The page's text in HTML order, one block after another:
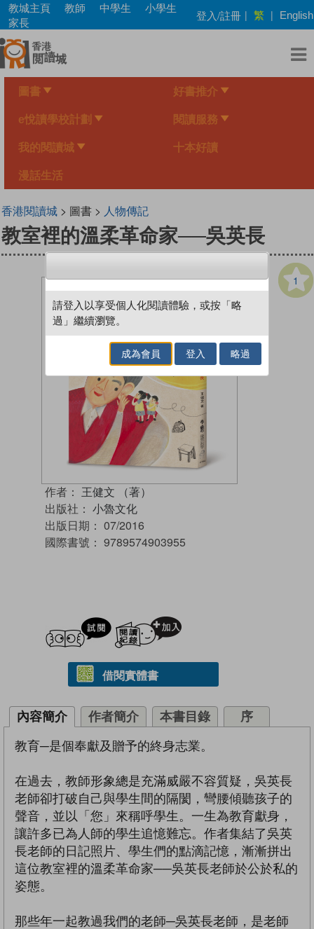
Skip
main
content
教城主頁 教師 中學生
小學生
家長
登入/註冊 | 繁 | English
圖書 好書推介
e悅讀學校計劃 閱讀服務
我的閱讀城 十本好讀
漫話生活
香港閱讀城> 圖書 > 人物傳記
教室裡的溫柔革命家──吳英長
1
作者： 王健文 （著）
出版社： 小魯文化
出版日期： 07/2016
國際書號： 9789574903955
試閲
借閱實體書
內容簡介 作者簡介 本書目錄 序
教育─是個奉獻及贈予的終身志業。
在過去，教師形象總是充滿威嚴不容質疑，吳英長
老師卻打破自己與學生間的隔閡，彎腰傾聽孩子的
聲音，並以「您」來稱呼學生。一生為教育獻身，
讓許多已為人師的學生追憶難忘。作者集結了吳英
長老師的日記照片、學生們的點滴記憶，漸漸拼出
這位教室裡的溫柔革命家──吳英長老師於公於私的
姿態。
那些年一起教過我們的老師─吳英長老師，是老師
請登入以享受個人化閱讀體驗，或按「略
過」繼續瀏覽。
成為會員 登入 略過